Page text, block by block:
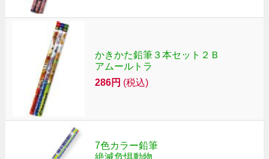
かきかた鉛筆３本セット２Ｂ
アムールトラ
286円 (税込)
7色カラー鉛筆
絶滅危惧動物